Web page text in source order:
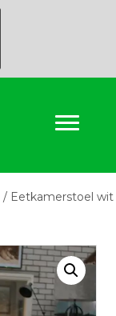
/ Eetkamerstoel wit